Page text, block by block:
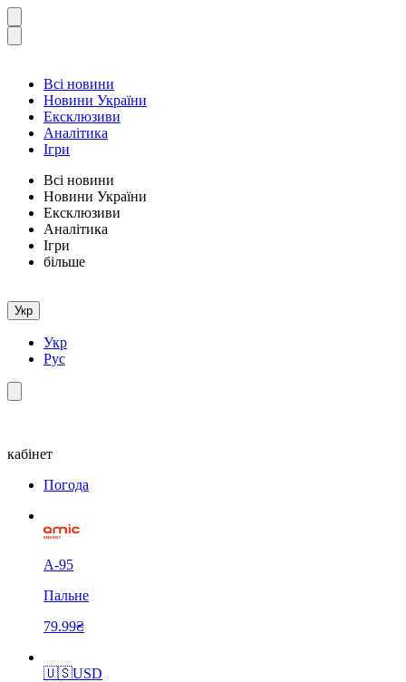
Всі новини
Новини України
Ексклюзиви
Аналітика
Ігри
Всі новини
Новини України
Ексклюзиви
Аналітика
Ігри
більше
Укр
Укр
Рус
кабінет
Погода
А-95
Пальне
79.99₴
🇺🇸USD